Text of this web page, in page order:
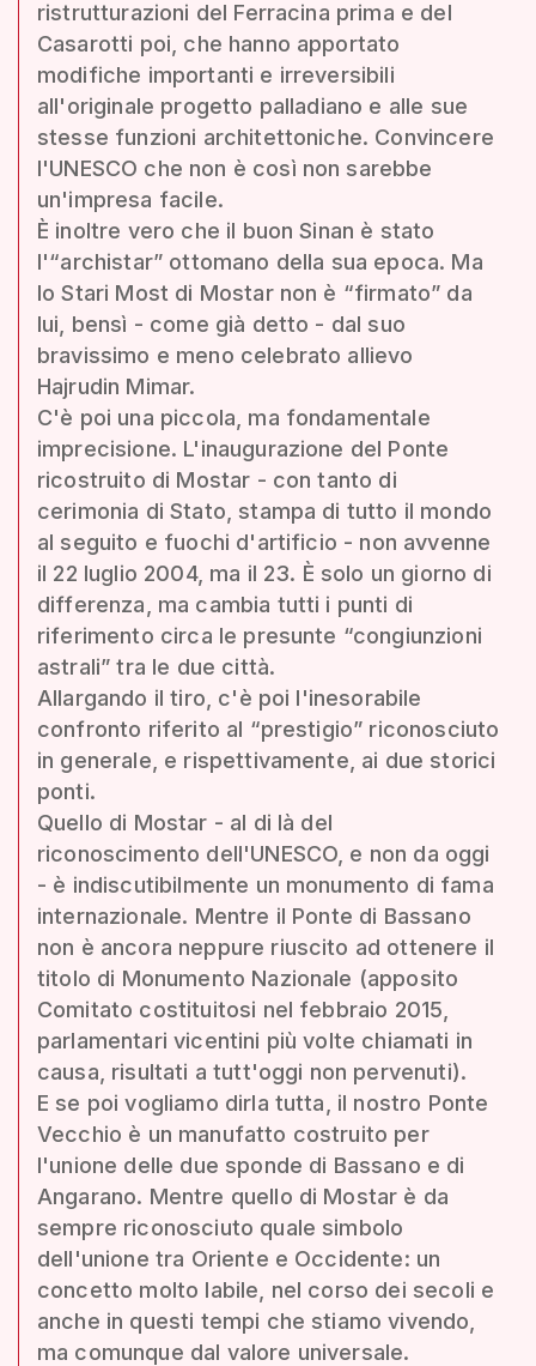
ristrutturazioni del Ferracina prima e del
Casarotti poi, che hanno apportato
modifiche importanti e irreversibili
all'originale progetto palladiano e alle sue
stesse funzioni architettoniche. Convincere
l'UNESCO che non è così non sarebbe
un'impresa facile.
È inoltre vero che il buon Sinan è stato
l'“archistar” ottomano della sua epoca. Ma
lo Stari Most di Mostar non è “firmato” da
lui, bensì - come già detto - dal suo
bravissimo e meno celebrato allievo
Hajrudin Mimar.
C'è poi una piccola, ma fondamentale
imprecisione. L'inaugurazione del Ponte
ricostruito di Mostar - con tanto di
cerimonia di Stato, stampa di tutto il mondo
al seguito e fuochi d'artificio - non avvenne
il 22 luglio 2004, ma il 23. È solo un giorno di
differenza, ma cambia tutti i punti di
riferimento circa le presunte “congiunzioni
astrali” tra le due città.
Allargando il tiro, c'è poi l'inesorabile
confronto riferito al “prestigio” riconosciuto
in generale, e rispettivamente, ai due storici
ponti.
Quello di Mostar - al di là del
riconoscimento dell'UNESCO, e non da oggi
- è indiscutibilmente un monumento di fama
internazionale. Mentre il Ponte di Bassano
non è ancora neppure riuscito ad ottenere il
titolo di Monumento Nazionale (apposito
Comitato costituitosi nel febbraio 2015,
parlamentari vicentini più volte chiamati in
causa, risultati a tutt'oggi non pervenuti).
E se poi vogliamo dirla tutta, il nostro Ponte
Vecchio è un manufatto costruito per
l'unione delle due sponde di Bassano e di
Angarano. Mentre quello di Mostar è da
sempre riconosciuto quale simbolo
dell'unione tra Oriente e Occidente: un
concetto molto labile, nel corso dei secoli e
anche in questi tempi che stiamo vivendo,
ma comunque dal valore universale.